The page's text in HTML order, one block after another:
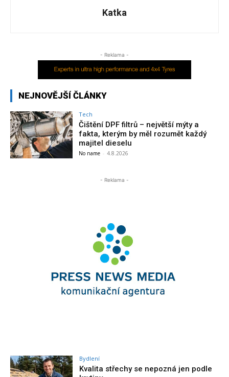
Katka
- Reklama -
NEJNOVĚJŠÍ ČLÁNKY
Tech
Čištění DPF filtrů – největší mýty a
fakta, kterým by měl rozumět každý
majitel dieselu
No name - 4.8.2026
- Reklama -
Bydlení
Kvalita střechy se nepozná jen podle